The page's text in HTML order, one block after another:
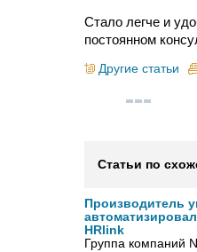
Стало легче и
постоянном
Другие статьи
Статьи по
Производитель
HRlink
Группа компаний